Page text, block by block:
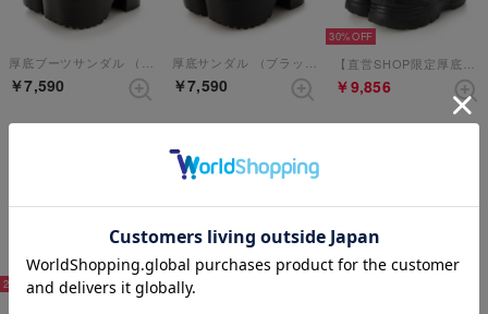
厚底ブーツサンダル （ブラックパープル）
￥7,590
厚底サンダル （ブラック）
￥7,590
30%
【直営SHOP限定厚底サンダル】 （ブラック）
￥9,856
20%